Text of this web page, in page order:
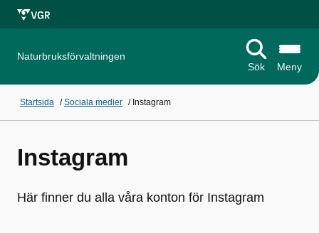
Naturbruksförvaltningen
Sök
Meny
Startsida /Sociala medier / Instagram
Instagram
Här finner du alla våra konton för Instagram